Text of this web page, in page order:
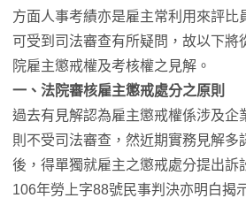
方面人事考績亦是雇主常利用來評比
可受到司法審查有所疑問，故以下將
院雇主懲戒權及考核權之見解。
一、法院審核雇主懲戒處分之原則
過去有見解認為雇主懲戒權係涉及企
則不受司法審查，然近期實務見解多
後，得單獨就雇主之懲戒處分提出訴
106年勞上字88號民事判決亦明白揭